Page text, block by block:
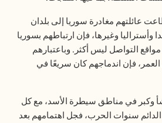
عائلتهم مغادرة سوريا إلى بلدان
وأستراليا وغيرها، فإن ارتباطهم بسوريا
التواصل ليس أكثر. وباعتبارهم
فإن اندماجهم كان سريعًا في
وكبر في مناطق سيطرة الأسد، مع كل
سنوات الحرب، فجل اهتمامهم بعد